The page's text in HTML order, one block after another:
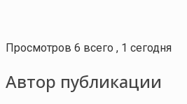
Просмотров 6 всего , 1 сегодня
Автор публикации